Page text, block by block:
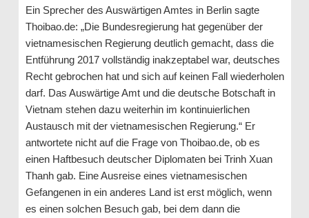
Ein Sprecher des Auswärtigen Amtes in Berlin sagte
Thoibao.de: „Die Bundesregierung hat gegenüber der
vietnamesischen Regierung deutlich gemacht, dass die
Entführung 2017 vollständig inakzeptabel war, deutsches
Recht gebrochen hat und sich auf keinen Fall wiederholen
darf. Das Auswärtige Amt und die deutsche Botschaft in
Vietnam stehen dazu weiterhin im kontinuierlichen
Austausch mit der vietnamesischen Regierung.“ Er
antwortete nicht auf die Frage von Thoibao.de, ob es
einen Haftbesuch deutscher Diplomaten bei Trinh Xuan
Thanh gab. Eine Ausreise eines vietnamesischen
Gefangenen in ein anderes Land ist erst möglich, wenn
es einen solchen Besuch gab, bei dem dann die